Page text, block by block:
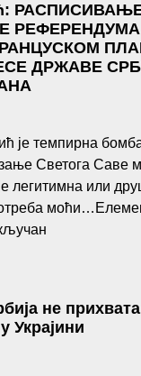
РЕФЕРЕНДУМА
ДРЖАВЕ
је темпирна
Светога Саве
легитимна или
не
Украјини